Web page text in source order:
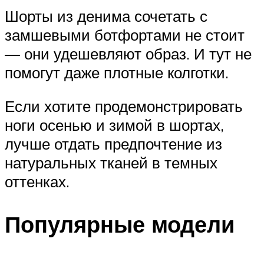
Шорты из денима сочетать с
замшевыми ботфортами не стоит
— они удешевляют образ. И тут не
помогут даже плотные колготки.
Если хотите продемонстрировать
ноги осенью и зимой в шортах,
лучше отдать предпочтение из
натуральных тканей в темных
оттенках.
Популярные модели